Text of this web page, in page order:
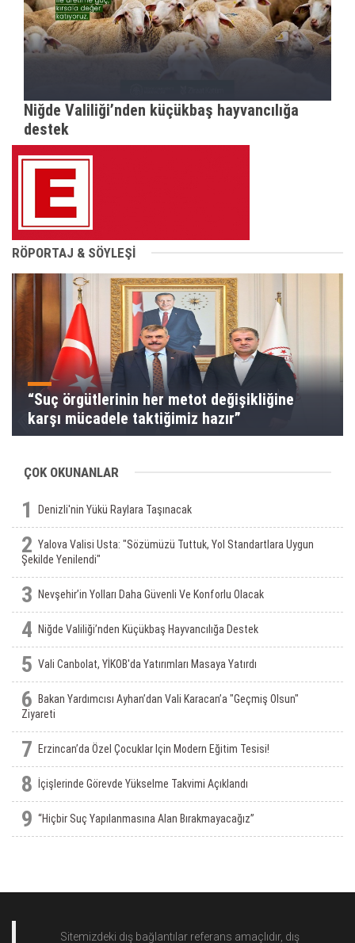
Niğde Valiliği’nden küçükbaş hayvancılığa
destek
RÖPORTAJ & SÖYLEŞİ
“Suç örgütlerinin her metot değişikliğine
karşı mücadele taktiğimiz hazır”
ÇOK OKUNANLAR
1 Denizli'nin Yükü Raylara Taşınacak
2 Yalova Valisi Usta: "Sözümüzü Tuttuk, Yol Standartlara Uygun
Şekilde Yenilendi"
3 Nevşehir’in Yolları Daha Güvenli Ve Konforlu Olacak
4 Niğde Valiliği’nden Küçükbaş Hayvancılığa Destek
5 Vali Canbolat, YİKOB'da Yatırımları Masaya Yatırdı
6
Bakan Yardımcısı Ayhan’dan Vali Karacan’a "Geçmiş Olsun"
Ziyareti
7 Erzincan’da Özel Çocuklar Için Modern Eğitim Tesisi!
8 İçişlerinde Görevde Yükselme Takvimi Açıklandı
9 “Hiçbir Suç Yapılanmasına Alan Bırakmayacağız”
Sitemizdeki dış bağlantılar referans amaçlıdır, dış